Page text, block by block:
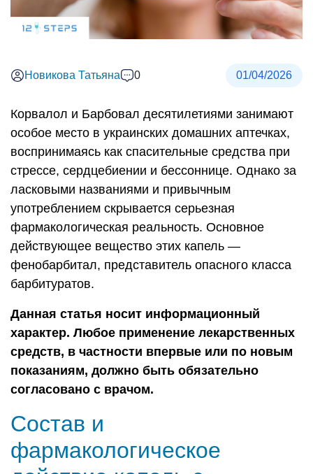
Новикова Татьяна 0 01/04/2026
Корвалол и Барбовал десятилетиями занимают
особое место в украинских домашних аптечках,
воспринимаясь как спасительные средства при
стрессе, сердцебиении и бессоннице. Однако за
ласковыми названиями и привычным
употреблением скрывается серьезная
фармакологическая реальность. Основное
действующее вещество этих капель —
фенобарбитал, представитель опасного класса
барбитуратов.
Данная статья носит информационный
характер. Любое применение лекарственных
средств, в частности впервые или по новым
показаниям, должно быть обязательно
согласовано с врачом.
Состав и
фармакологическое